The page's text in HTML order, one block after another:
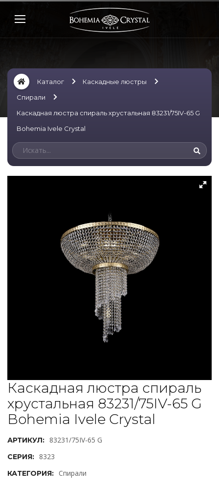
Каталог
Каскадные люстры
Спирали
Каскадная люстра спираль хрустальная 83231/75IV-65 G
Bohemia Ivele Crystal
Каскадная люстра спираль
хрустальная 83231/75IV-65 G
Bohemia Ivele Crystal
АРТИКУЛ: 83231/75IV-65 G
СЕРИЯ: 8323
КАТЕГОРИЯ: Спирали